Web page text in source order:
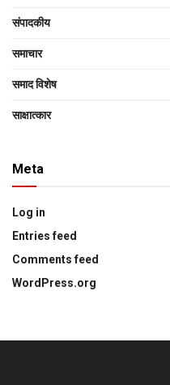
संपादकीय
समाचार
समाद विशेष
साक्षात्‍कार
Meta
Log in
Entries feed
Comments feed
WordPress.org